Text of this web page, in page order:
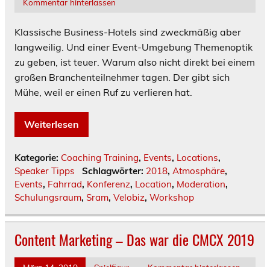
Kommentar hinterlassen
Klassische Business-Hotels sind zweckmäßig aber
langweilig. Und einer Event-Umgebung Themenoptik
zu geben, ist teuer. Warum also nicht direkt bei einem
großen Branchenteilnehmer tagen. Der gibt sich
Mühe, weil er einen Ruf zu verlieren hat.
Weiterlesen
Kategorie: Coaching Training, Events, Locations,
Speaker Tipps
Schlagwörter: 2018, Atmosphäre,
Events, Fahrrad, Konferenz, Location, Moderation,
Schulungsraum, Sram, Velobiz, Workshop
Content Marketing – Das war die CMCX 2019